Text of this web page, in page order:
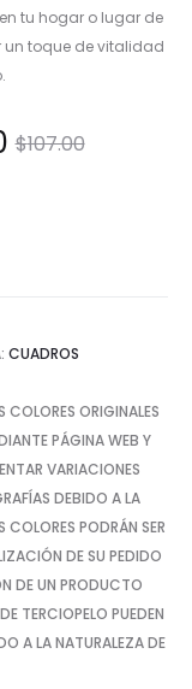
tu hogar o lugar de
toque de vitalidad
$107.00
CUADROS
ORIGINALES
PÁGINA WEB Y
VARIACIONES
DEBIDO A LA
PODRÁN SER
DE SU PEDIDO
DE UN PRODUCTO
TERCIOPELO PUEDEN
A LA NATURALEZA DE